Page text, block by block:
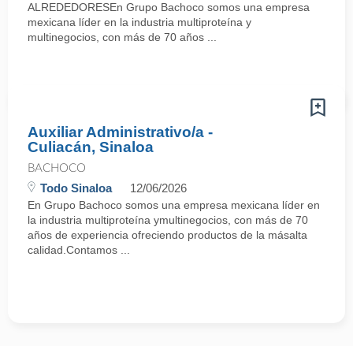
ALREDEDORESEn Grupo Bachoco somos una empresa
mexicana líder en la industria multiproteína y
multinegocios, con más de 70 años ...
Auxiliar Administrativo/a -
Culiacán, Sinaloa
BACHOCO
Todo Sinaloa 12/06/2026
En Grupo Bachoco somos una empresa mexicana líder en
la industria multiproteína ymultinegocios, con más de 70
años de experiencia ofreciendo productos de la másalta
calidad.Contamos ...